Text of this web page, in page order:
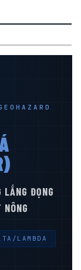
ĐỌNG
LAMBDA